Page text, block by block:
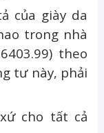
của giày da
trong nhà
theo
tư này, phải
cho tất cả